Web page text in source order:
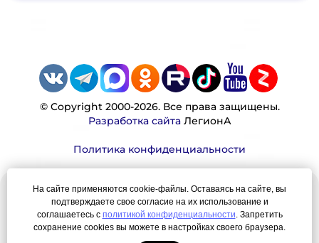
© Copyright 2000-2026. Все права защищены.
Разработка сайтаЛегионА
Политика конфиденциальности
Наша миссия:
Мы — честно, много, давно продаем вещи,
На сайте применяются cookie-файлы. Оставаясь на сайте, вы
подтверждаете свое согласие на их использование и
соглашаетесь с политикой конфиденциальности. Запретить
сохранение cookies вы можете в настройках своего браузера.